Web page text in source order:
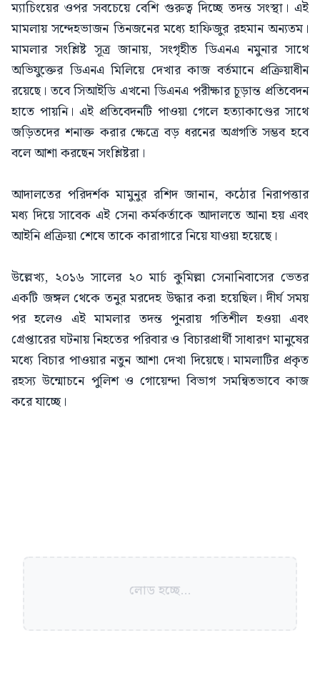
ম্যাচিংয়ের ওপর সবচেয়ে বেশি গুরুত্ব দিচ্ছে তদন্ত সংস্থা। এই
মামলায় সন্দেহভাজন তিনজনের মধ্যে হাফিজুর রহমান অন্যতম।
মামলার সংশ্লিষ্ট সূত্র জানায়, সংগৃহীত ডিএনএ নমুনার সাথে
অভিযুক্তের ডিএনএ মিলিয়ে দেখার কাজ বর্তমানে প্রক্রিয়াধীন
রয়েছে। তবে সিআইডি এখনো ডিএনএ পরীক্ষার চূড়ান্ত প্রতিবেদন
হাতে পায়নি। এই প্রতিবেদনটি পাওয়া গেলে হত্যাকাণ্ডের সাথে
জড়িতদের শনাক্ত করার ক্ষেত্রে বড় ধরনের অগ্রগতি সম্ভব হবে
বলে আশা করছেন সংশ্লিষ্টরা।
আদালতের পরিদর্শক মামুনুর রশিদ জানান, কঠোর নিরাপত্তার
মধ্য দিয়ে সাবেক এই সেনা কর্মকর্তাকে আদালতে আনা হয় এবং
আইনি প্রক্রিয়া শেষে তাকে কারাগারে নিয়ে যাওয়া হয়েছে।
উল্লেখ্য, ২০১৬ সালের ২০ মার্চ কুমিল্লা সেনানিবাসের ভেতর
একটি জঙ্গল থেকে তনুর মরদেহ উদ্ধার করা হয়েছিল। দীর্ঘ সময়
পর হলেও এই মামলার তদন্ত পুনরায় গতিশীল হওয়া এবং
গ্রেপ্তারের ঘটনায় নিহতের পরিবার ও বিচারপ্রার্থী সাধারণ মানুষের
মধ্যে বিচার পাওয়ার নতুন আশা দেখা দিয়েছে। মামলাটির প্রকৃত
রহস্য উন্মোচনে পুলিশ ও গোয়েন্দা বিভাগ সমন্বিতভাবে কাজ
করে যাচ্ছে।
লোড হচ্ছে...